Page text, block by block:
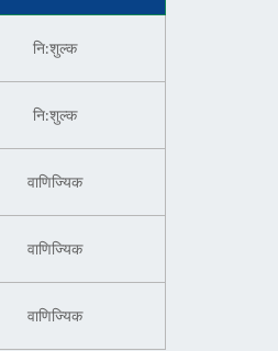
नि:शुल्क
नि:शुल्क
वाणिज्यिक
वाणिज्यिक
वाणिज्यिक